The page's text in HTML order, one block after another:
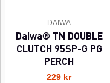
DAIWA
Daiwa® TN DOUBLE
CLUTCH 95SP-G PG
PERCH
229 kr